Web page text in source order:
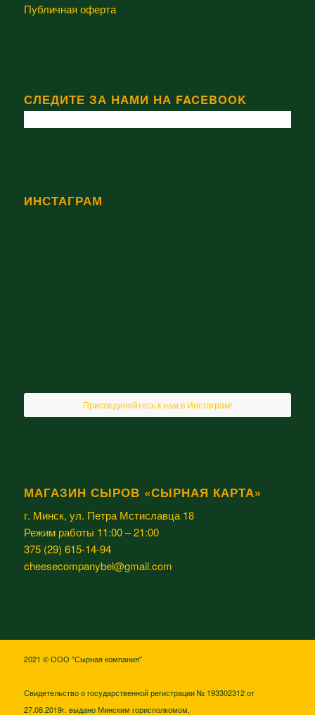
Публичная оферта
СЛЕДИТЕ ЗА НАМИ НА FACEBOOK
ИНСТАГРАМ
Присоединяйтесь к нам в Инстаграм!
МАГАЗИН СЫРОВ «СЫРНАЯ КАРТА»
г. Минск, ул. Петра Мстиславца 18
Режим работы 11:00 – 21:00
375 (29) 615-14-94
cheesecompanybel@gmail.com
2021 © ООО "Сырная компания"
Свидетельство о государственной регистрации № 193302312 от
27.08.2019г. выдано Минским горисполкомом,